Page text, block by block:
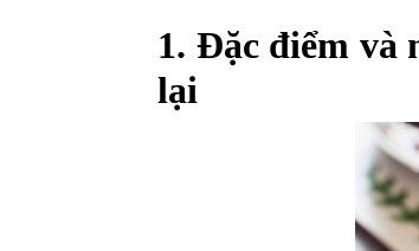
1. Đặc điểm và
lại